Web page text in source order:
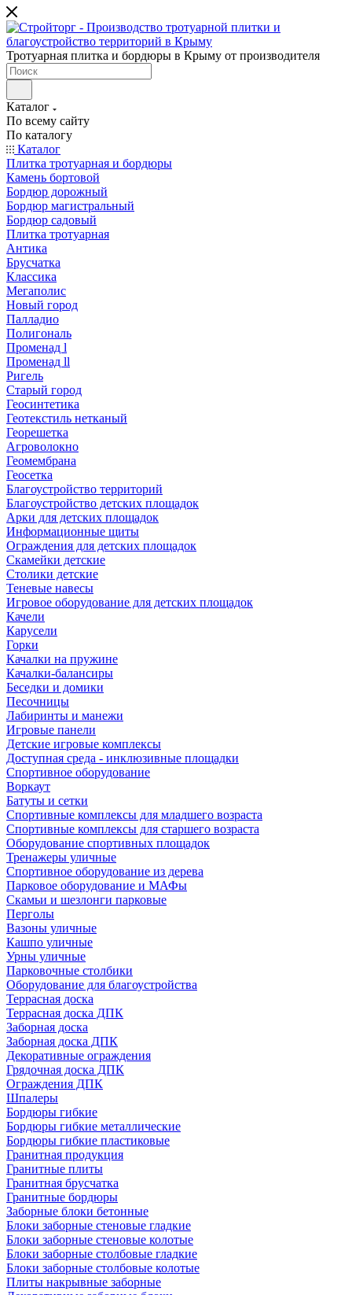
Тротуарная плитка и бордюры в Крыму от производителя
Каталог
По всему сайту
По каталогу
Каталог
Плитка тротуарная и бордюры
Камень бортовой
Бордюр дорожный
Бордюр магистральный
Бордюр садовый
Плитка тротуарная
Антика
Брусчатка
Классика
Мегаполис
Новый город
Палладио
Полигональ
Променад l
Променад ll
Ригель
Старый город
Геосинтетика
Геотекстиль нетканый
Георешетка
Агроволокно
Геомембрана
Геосетка
Благоустройство территорий
Благоустройство детских площадок
Арки для детских площадок
Информационные щиты
Ограждения для детских площадок
Скамейки детские
Столики детские
Теневые навесы
Игровое оборудование для детских площадок
Качели
Карусели
Горки
Качалки на пружине
Качалки-балансиры
Беседки и домики
Песочницы
Лабиринты и манежи
Игровые панели
Детские игровые комплексы
Доступная среда - инклюзивные площадки
Спортивное оборудование
Воркаут
Батуты и сетки
Спортивные комплексы для младшего возраста
Спортивные комплексы для старшего возраста
Оборудование спортивных площадок
Тренажеры уличные
Спортивное оборудование из дерева
Парковое оборудование и МАФы
Скамьи и шезлонги парковые
Перголы
Вазоны уличные
Кашпо уличные
Урны уличные
Парковочные столбики
Оборудование для благоустройства
Террасная доска
Террасная доска ДПК
Заборная доска
Заборная доска ДПК
Декоративные ограждения
Грядочная доска ДПК
Ограждения ДПК
Шпалеры
Бордюры гибкие
Бордюры гибкие металлические
Бордюры гибкие пластиковые
Гранитная продукция
Гранитные плиты
Гранитная брусчатка
Гранитные бордюры
Заборные блоки бетонные
Блоки заборные стеновые гладкие
Блоки заборные стеновые колотые
Блоки заборные столбовые гладкие
Блоки заборные столбовые колотые
Плиты накрывные заборные